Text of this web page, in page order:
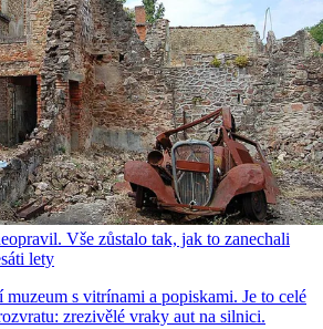
Vše zůstalo tak, jak to zanechali
lety
s vitrínami a popiskami. Je to celé
zrezivělé vraky aut na silnici.